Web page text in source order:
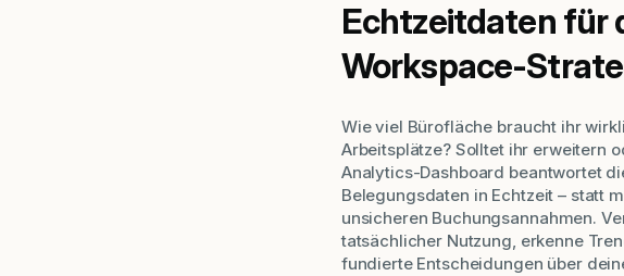
Echtzeitdaten für
Workspace-
Wie viel Bürofläche braucht ihr
Arbeitsplätze? Solltet ihr erweitern
Analytics-Dashboard beantwortet
Belegungsdaten in Echtzeit – statt
unsicheren Buchungsannahmen.
tatsächlicher Nutzung, erkenne
fundierte Entscheidungen über